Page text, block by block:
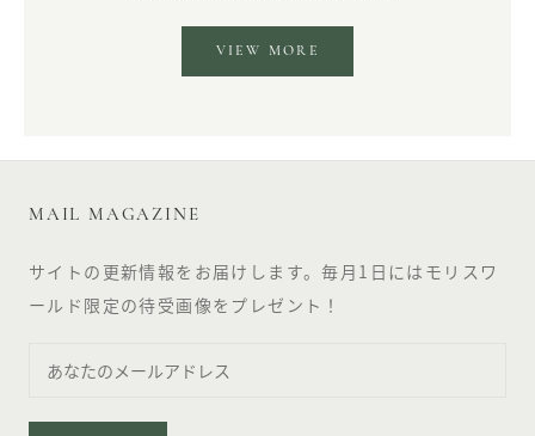
VIEW MORE
MAIL MAGAZINE
サイトの更新情報をお届けします。毎月1日にはモリスワ
ールド限定の待受画像をプレゼント！